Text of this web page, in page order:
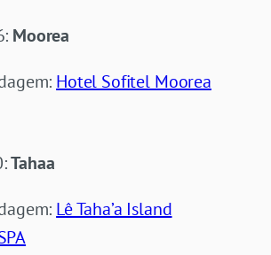
Moorea
Hotel Sofitel Moorea
Tahaa
Lê Taha’a Island